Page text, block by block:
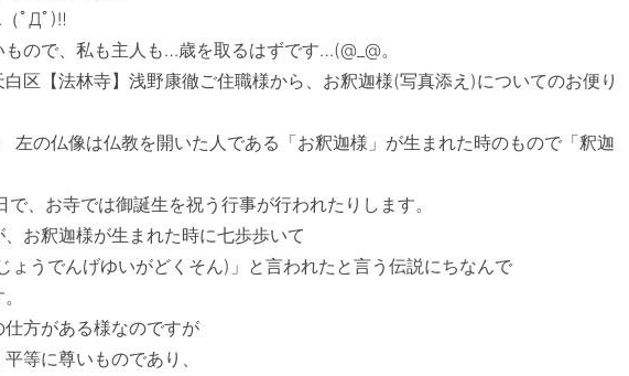
…（ﾟДﾟ)‼
ので、私も主人も…歳を取るはずです…(@_@。
区【法林寺】浅野康徹ご住職様から、お釈迦様(写真添え)についてのお便り
左の仏像は仏教を開いた人である「お釈迦様」が生まれた時のもので「釈迦
、お寺では御誕生を祝う行事が行われたりします。
お釈迦様が生まれた時に七歩歩いて
ょうでんげゆいがどくそん)」と言われたと言う伝説にちなんで
方がある様なのですが
等に尊いものであり、